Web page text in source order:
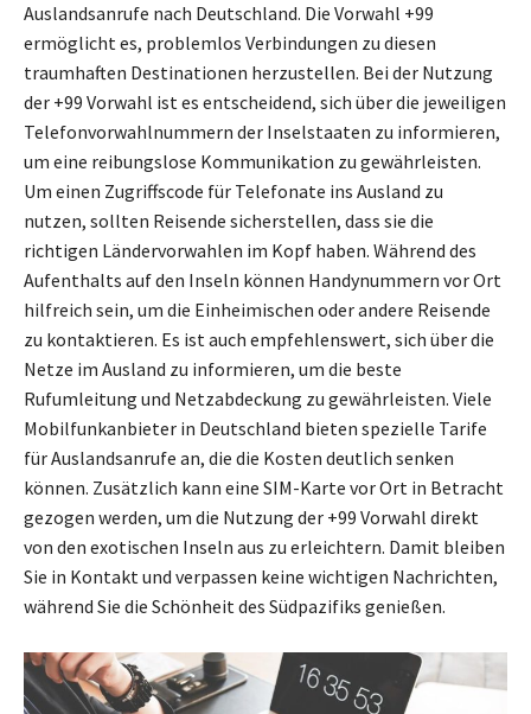
Auslandsanrufe nach Deutschland. Die Vorwahl +99
ermöglicht es, problemlos Verbindungen zu diesen
traumhaften Destinationen herzustellen. Bei der Nutzung
der +99 Vorwahl ist es entscheidend, sich über die jeweiligen
Telefonvorwahlnummern der Inselstaaten zu informieren,
um eine reibungslose Kommunikation zu gewährleisten.
Um einen Zugriffscode für Telefonate ins Ausland zu
nutzen, sollten Reisende sicherstellen, dass sie die
richtigen Ländervorwahlen im Kopf haben. Während des
Aufenthalts auf den Inseln können Handynummern vor Ort
hilfreich sein, um die Einheimischen oder andere Reisende
zu kontaktieren. Es ist auch empfehlenswert, sich über die
Netze im Ausland zu informieren, um die beste
Rufumleitung und Netzabdeckung zu gewährleisten. Viele
Mobilfunkanbieter in Deutschland bieten spezielle Tarife
für Auslandsanrufe an, die die Kosten deutlich senken
können. Zusätzlich kann eine SIM-Karte vor Ort in Betracht
gezogen werden, um die Nutzung der +99 Vorwahl direkt
von den exotischen Inseln aus zu erleichtern. Damit bleiben
Sie in Kontakt und verpassen keine wichtigen Nachrichten,
während Sie die Schönheit des Südpazifiks genießen.